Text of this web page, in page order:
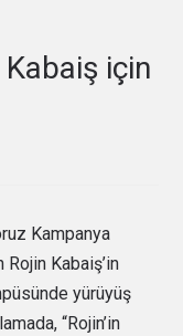
Kabaiş için
Kampanya
Rojin Kabaiş’in
yürüyüş
“Rojin’in